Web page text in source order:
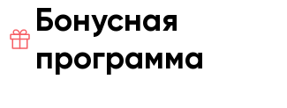
Бонусная
программа